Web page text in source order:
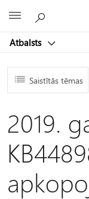
Atbalsts
Saistītās tēmas
2019.